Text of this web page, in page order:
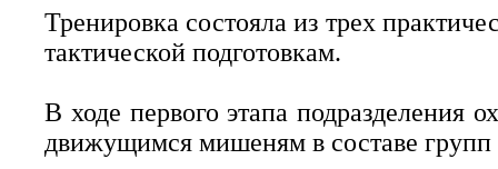
Тренировка состояла из трех
тактической подготовкам.
В ходе первого этапа подразделения
движущимся мишеням в составе групп